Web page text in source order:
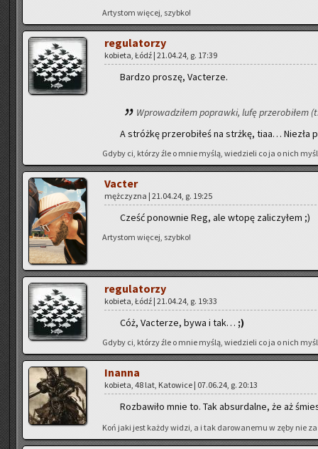
Ar­ty­stom wię­cej, szyb­ko!
re­gu­la­to­rzy
ko­bie­ta, Łódź | 21.04.24, g. 17:39
Bar­dzo pro­szę, Vac­te­rze.
Wpro­wa­dzi­łem po­praw­ki, lufę prze­ro­bi­łem
A stróż­kę prze­ro­bi­łeś na strż­kę, tiaa… Nie­zła
Gdyby ci, któ­rzy źle o mnie myślą, wie­dzie­li co ja o nich
Vac­ter
męż­czy­zna | 21.04.24, g. 19:25
Cześć po­now­nie Reg, ale wtopę za­li­czy­łem ;)
Ar­ty­stom wię­cej, szyb­ko!
re­gu­la­to­rzy
ko­bie­ta, Łódź | 21.04.24, g. 19:33
Cóż, Vac­te­rze, bywa i tak… ;)
Gdyby ci, któ­rzy źle o mnie myślą, wie­dzie­li co ja o nich
In­an­na
ko­bie­ta, 48 lat, Ka­to­wi­ce | 07.06.24, g. 20:13
Roz­ba­wi­ło mnie to. Tak ab­sur­dal­ne, że aż
Koń jaki jest każdy widzi, a i tak da­ro­wa­ne­mu w zęby nie